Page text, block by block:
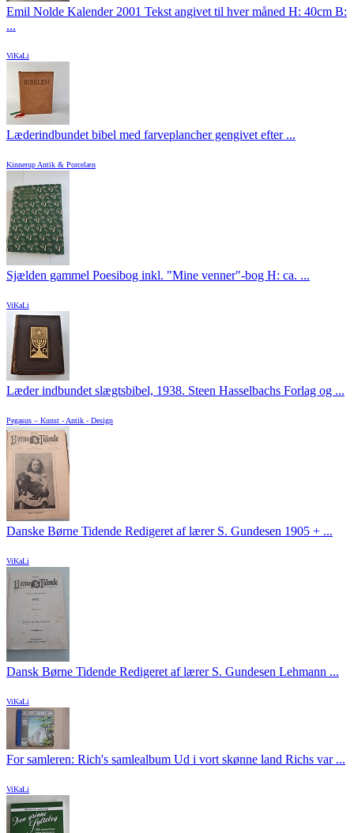
Emil Nolde Kalender 2001 Tekst angivet til hver måned H: 40cm B:
...
ViKaLi
Læderindbundet bibel med farveplancher gengivet efter ...
Kinnerup Antik & Porcelæn
Sjælden gammel Poesibog inkl. "Mine venner"-bog H: ca. ...
ViKaLi
Læder indbundet slægtsbibel, 1938. Steen Hasselbachs Forlag og ...
Pegasus – Kunst - Antik - Design
Danske Børne Tidende Redigeret af lærer S. Gundesen 1905 + ...
ViKaLi
Dansk Børne Tidende Redigeret af lærer S. Gundesen Lehmann ...
ViKaLi
For samleren: Rich's samlealbum Ud i vort skønne land Richs var ...
ViKaLi